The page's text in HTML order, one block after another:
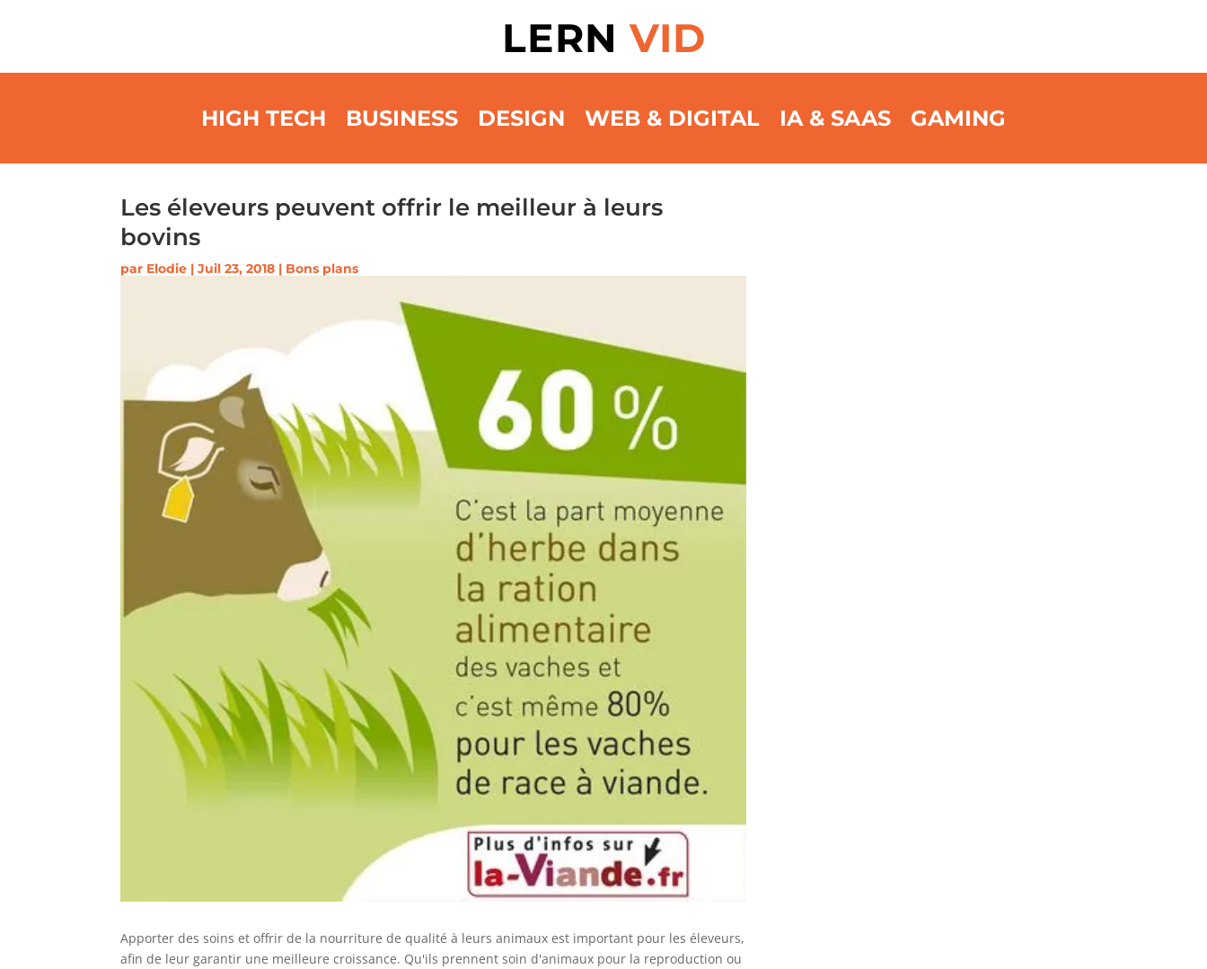
LERNVID
HIGH TECH BUSINESS DESIGN WEB & DIGITAL IA & SAAS GAMING
Les éleveurs peuvent offrir le meilleur à leurs
bovins
par Elodie |Juil 23, 2018 | Bons plans
Apporter des soins et offrir de la nourriture de qualité à leurs animaux est important pour les éleveurs,
afin de leur garantir une meilleure croissance. Qu'ils prennent soin d'animaux pour la reproduction ou